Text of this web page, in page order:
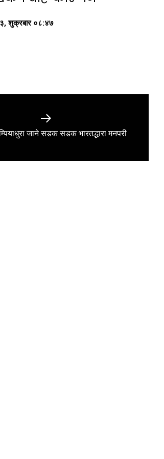
शुक्रबार ०८:४७
Next
जाने सडक सडक भारतद्धारा मनपरी